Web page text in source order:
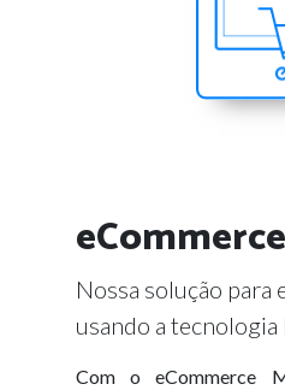
eCommerce
Nossa solução para
usando a
Com o eCommerce